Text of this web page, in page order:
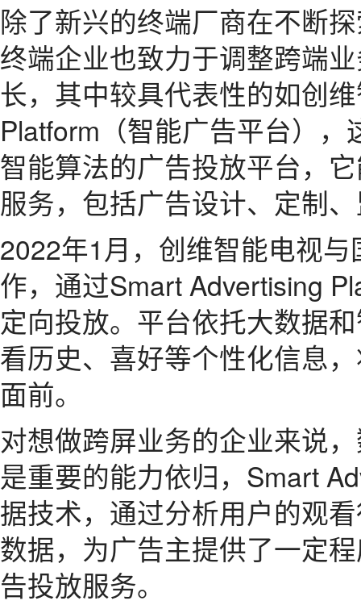
除了新兴的终端厂商在不断
终端企业也致力于调整跨端
长，其中较具代表性的如创
Platform（智能广告平台）
智能算法的广告投放平台，
服务，包括广告设计、定制
2022年1月，创维智能电视
作，通过Smart Advertising
定向投放。平台依托大数据
看历史、喜好等个性化信息
面前。
对想做跨屏业务的企业来说
是重要的能力依归，Smart
据技术，通过分析用户的观
数据，为广告主提供了一定
告投放服务。